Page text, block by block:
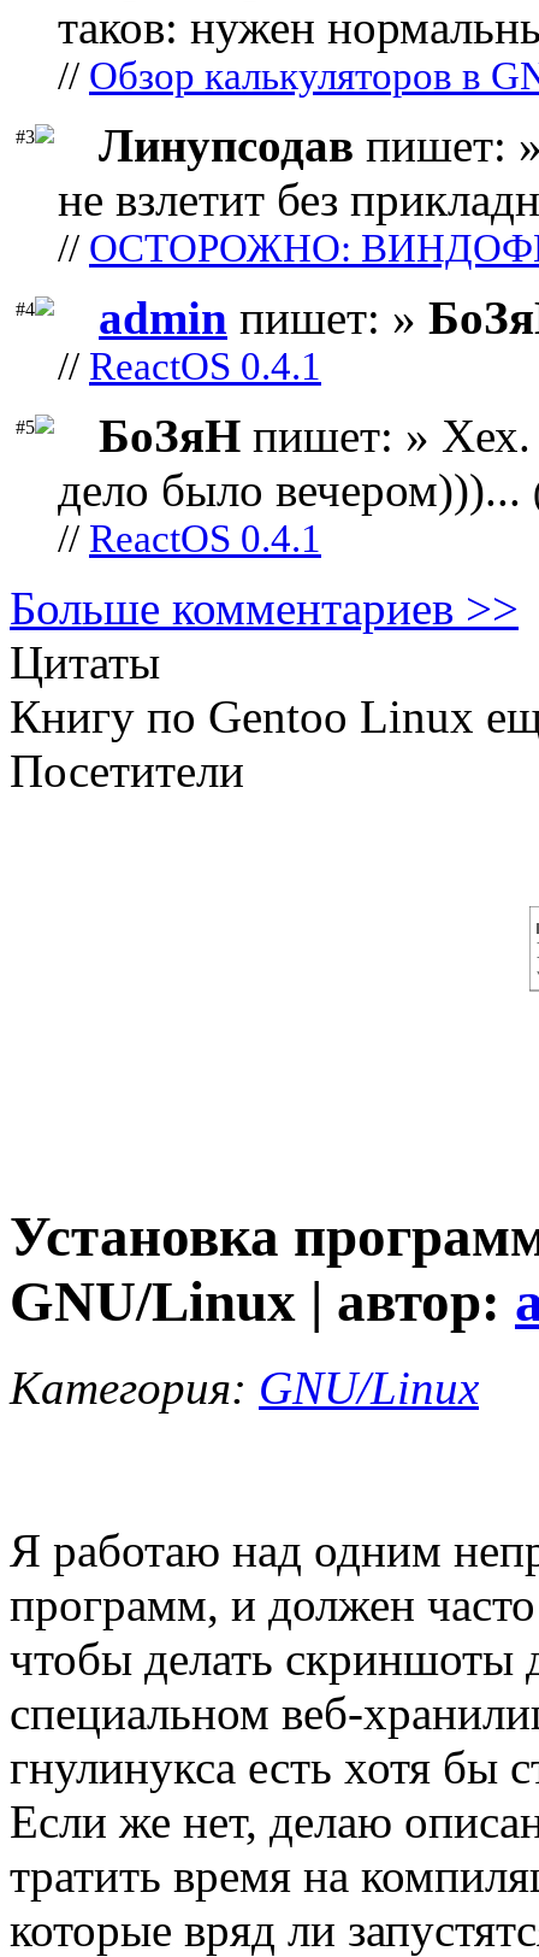
таков: нужен
// Обзор калькуляторов в
#3 Линупсодав пишет:
не взлетит без
// ОСТОРОЖНО:
#4 admin пишет: »
// ReactOS 0.4.1
#5 БоЗяН пишет: » Хех.
дело было вечером)))...
// ReactOS 0.4.1
Больше комментариев >>
Цитаты
Книгу по Gentoo Linux
Посетители
Установка
GNU/Linux | автор:
Категория: GNU/Linux
Я работаю над одним
программ, и должен
чтобы делать скриншоты
специальном веб-
гнулинукса есть хотя бы
Если же нет, делаю
тратить время на
которые вряд ли